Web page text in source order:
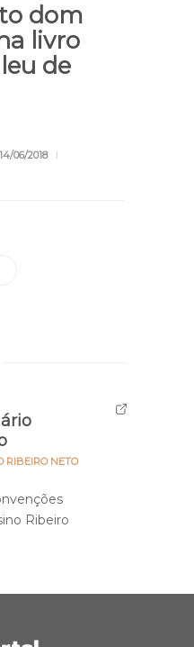
dom
livro
de
14/06/2018
RIBEIRO NETO
Ribeiro